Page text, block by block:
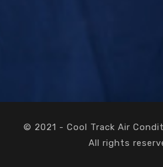
© 2021 - Cool Track Air
All rights